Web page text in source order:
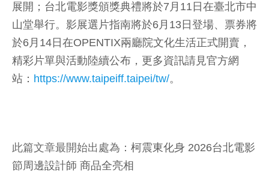
展開；台北電影獎頒獎典禮將於7月11日在臺北市中
山堂舉行。影展選片指南將於6月13日登場、票券將
於6月14日在OPENTIX兩廳院文化生活正式開賣，
精彩片單與活動陸續公布，更多資訊請見官方網
站： https://www.taipeiff.taipei/tw/。
此篇文章最開始出處為： 柯震東化身 2026台北電影
節周邊設計師 商品全亮相